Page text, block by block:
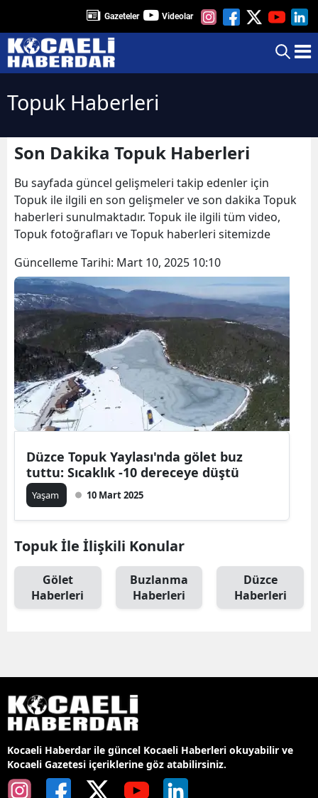
Gazeteler Videolar
Topuk Haberleri
Son Dakika Topuk Haberleri
Bu sayfada güncel gelişmeleri takip edenler için
Topuk ile ilgili en son gelişmeler ve son dakika Topuk
haberleri sunulmaktadır. Topuk ile ilgili tüm video,
Topuk fotoğrafları ve Topuk haberleri sitemizde
Güncelleme Tarihi: Mart 10, 2025 10:10
Düzce Topuk Yaylası'nda gölet buz
tuttu: Sıcaklık -10 dereceye düştü
Yaşam 10 Mart 2025
Topuk İle İlişkili Konular
Gölet
Haberleri
Buzlanma
Haberleri
Düzce
Haberleri
Kocaeli Haberdar ile güncel Kocaeli Haberleri okuyabilir ve
Kocaeli Gazetesi içeriklerine göz atabilirsiniz.